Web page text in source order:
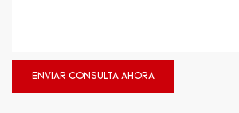
ENVIAR CONSULTA AHORA